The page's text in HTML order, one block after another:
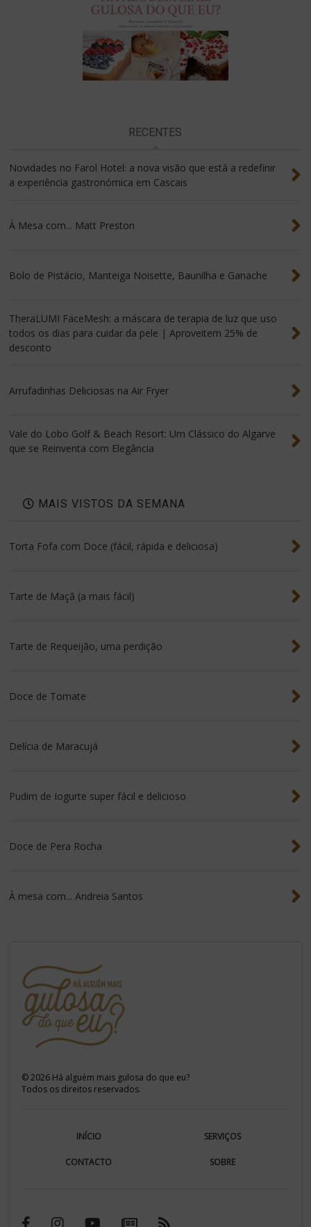
RECENTES
Novidades no Farol Hotel: a nova visão que está a redefinir
a experiência gastronómica em Cascais
À Mesa com... Matt Preston
Bolo de Pistácio, Manteiga Noisette, Baunilha e Ganache
TheraLUMI FaceMesh: a máscara de terapia de luz que uso
todos os dias para cuidar da pele | Aproveitem 25% de
desconto
Arrufadinhas Deliciosas na Air Fryer
Vale do Lobo Golf & Beach Resort: Um Clássico do Algarve
que se Reinventa com Elegância
MAIS VISTOS DA SEMANA
Torta Fofa com Doce (fácil, rápida e deliciosa)
Tarte de Maçã (a mais fácil)
Tarte de Requeijão, uma perdição
Doce de Tomate
Delícia de Maracujá
Pudim de Iogurte super fácil e delicioso
Doce de Pera Rocha
À mesa com... Andreia Santos
©2026 Há alguém mais gulosa do que eu?
Todos os direitos reservados.
INÍCIO SERVIÇOS
CONTACTO SOBRE